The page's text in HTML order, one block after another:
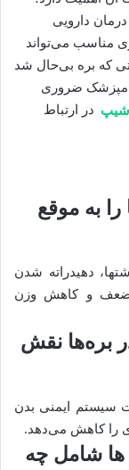
دارویی
مناسب می‌تواند
که بره بی‌حال شد
ضروری
در ارتباط
به موقع
دهیدراته شدن
ضعف و کاهش وزن
بره‌ها نقش
سیستم ایمنی بدن
را کاهش می‌دهد.
شامل چه